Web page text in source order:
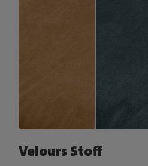
Velours Stoff